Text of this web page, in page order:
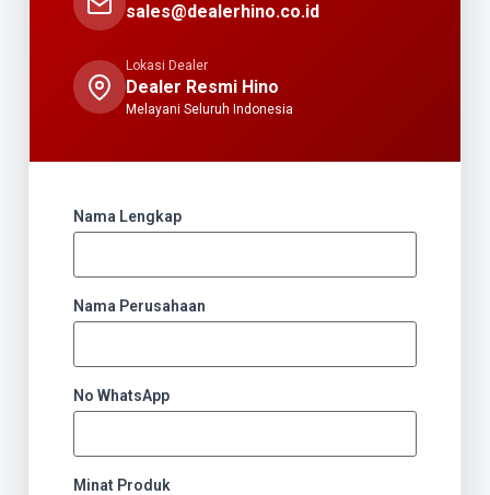
sales@dealerhino.co.id
Lokasi Dealer
Dealer Resmi Hino
Melayani Seluruh Indonesia
Nama Lengkap
Nama Perusahaan
No WhatsApp
Minat Produk